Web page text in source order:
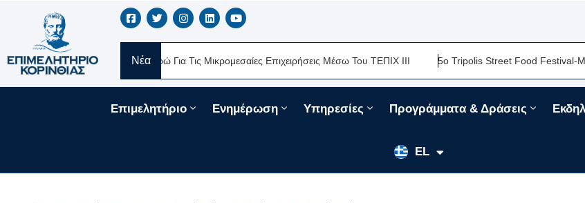
Νέα
330 Εκατ. Ευρώ Για Τις Μικρομεσαίες Επιχειρήσεις Μέσω Του ΤΕΠΙΧ ΙΙΙ 5ο Tripolis Street Food Festival-Μια Ακόμη
Επιμελητήριο Ενημέρωση Υπηρεσίες Προγράμματα & Δράσεις
EL
EN
FR